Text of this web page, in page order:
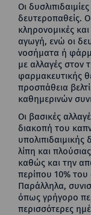
Οι
δευτεροπαθείς.
κληρονομικές
αγωγή, ενώ οι
νοσήματα ή
με αλλαγές στον
φαρμακευτικής
προσπάθεια
καθημερινών
Οι βασικές
διακοπή του
λίπη και
καθώς και την
περίπου 10%
Παράλληλα,
όπως γρήγορο
περισσότερες